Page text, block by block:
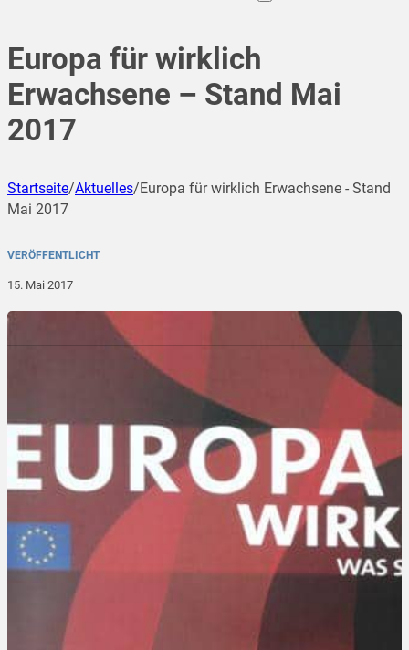
Europa für wirklich
Erwachsene – Stand Mai
2017
Startseite/Aktuelles/Europa für wirklich Erwachsene - Stand
Mai 2017
VERÖFFENTLICHT
15. Mai 2017